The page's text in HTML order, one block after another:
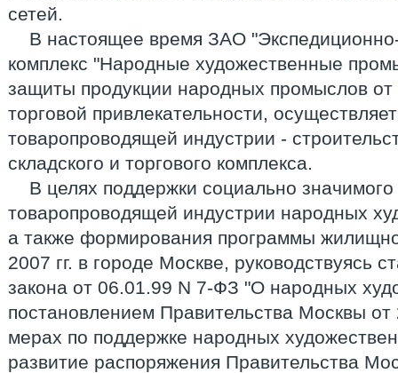
сетей.
В настоящее время ЗАО
комплекс "Народные художественные
защиты продукции народных промыслов
торговой привлекательности,
товаропроводящей индустрии -
складского и торгового комплекса.
В целях поддержки социально значимого
товаропроводящей индустрии народных
а также формирования программы
2007 гг. в городе Москве, руководствуясь
закона от 06.01.99 N 7-ФЗ "О народных
постановлением Правительства Москвы
мерах по поддержке народных
развитие распоряжения Правительства